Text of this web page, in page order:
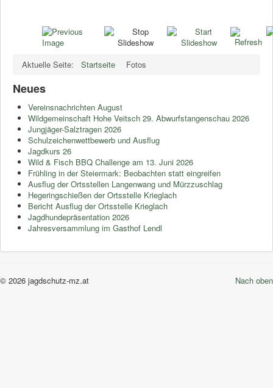
Aktuelle Seite: Startseite Fotos
Neues
Vereinsnachrichten August
Wildgemeinschaft Hohe Veitsch 29. Abwurfstangenschau 2026
Jungjäger-Salztragen 2026
Schulzeichenwettbewerb und Ausflug
Jagdkurs 26
Wild & Fisch BBQ Challenge am 13. Juni 2026
Frühling in der Steiermark: Beobachten statt eingreifen
Ausflug der Ortsstellen Langenwang und Mürzzuschlag
Hegeringschießen der Ortsstelle Krieglach
Bericht Ausflug der Ortsstelle Krieglach
Jagdhundepräsentation 2026
Jahresversammlung im Gasthof Lendl
Nach oben
© 2026 jagdschutz-mz.at